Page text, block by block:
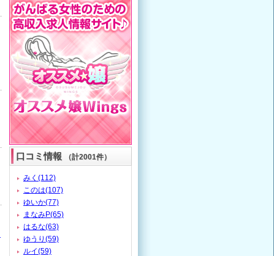
口コミ情報 （計2001件）
みく(112)
このは(107)
ゆいか(77)
まなみP(65)
はるな(63)
ゆうり(59)
ルイ(59)